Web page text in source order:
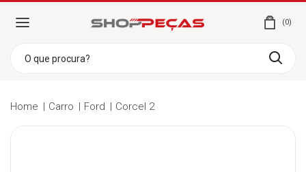
0
Home Carro Ford Corcel 2